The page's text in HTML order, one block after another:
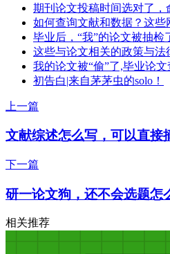
期刊论文投稿时间选对了，
如何查询文献和数据？这些
毕业后，“我”的论文被抽检
这些与论文相关的政策与法
我的论文被“偷”了,毕业论
初告白|来自茅茅虫的solo！
上一篇
文献综述怎么写，可以直接
下一篇
研一论文狗，还不会选题怎
相关推荐